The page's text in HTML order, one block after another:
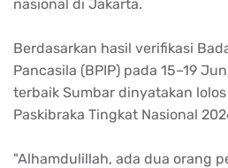
nasional di Jakarta.
Berdasarkan hasil verifikasi
Pancasila (BPIP) pada 15–19
terbaik Sumbar dinyatakan
Paskibraka Tingkat Nasional
"Alhamdulillah, ada dua orang